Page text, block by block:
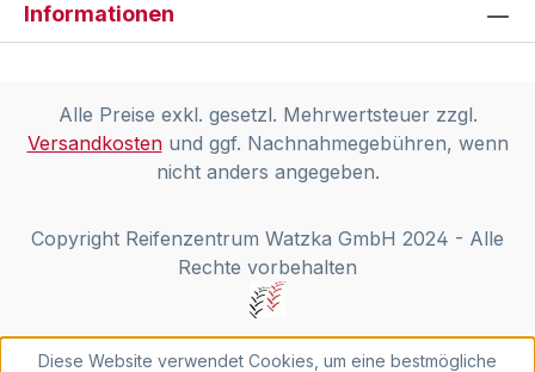
Informationen
Alle Preise exkl. gesetzl. Mehrwertsteuer zzgl.
Versandkostenund ggf. Nachnahmegebühren, wenn
nicht anders angegeben.
Copyright Reifenzentrum Watzka GmbH 2024 - Alle
Rechte vorbehalten
Diese Website verwendet Cookies, um eine bestmögliche